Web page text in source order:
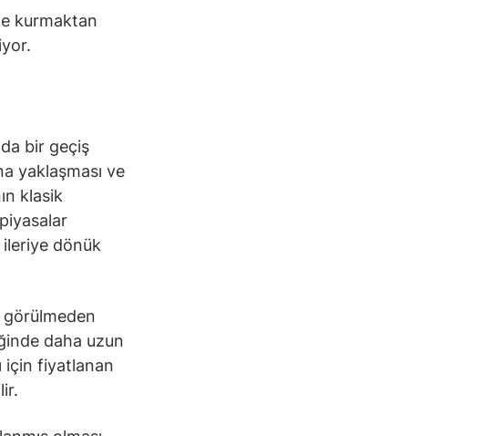
kurmaktan
bir geçiş
yaklaşması ve
klasik
ileriye dönük
görülmeden
daha uzun
için fiyatlanan